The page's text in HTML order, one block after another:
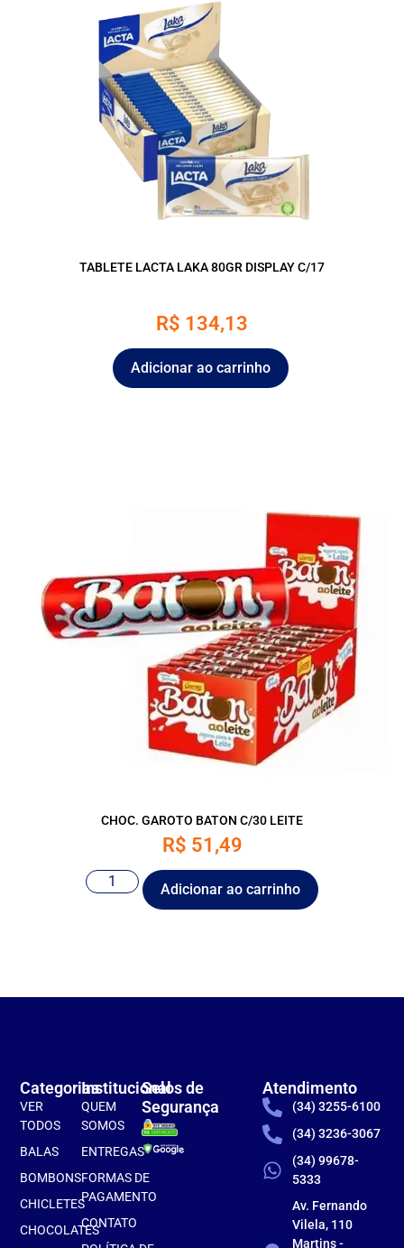
TABLETE LACTA LAKA 80GR DISPLAY C/17
R$ 134,13
Adicionar ao carrinho
CHOC. GAROTO BATON C/30 LEITE
R$ 51,49
Adicionar ao carrinho
Institucional
QUEM
SOMOS
ENTREGAS
FORMAS DE
PAGAMENTO
CONTATO
Categorias
VER
TODOS
BALAS
BOMBONS
CHICLETES
CHOCOLATES
Atendimento
(34) 3255-6100
(34) 3236-3067
(34) 99678-
5333
Av. Fernando
Vilela, 110
Martins -
Selos de
Segurança